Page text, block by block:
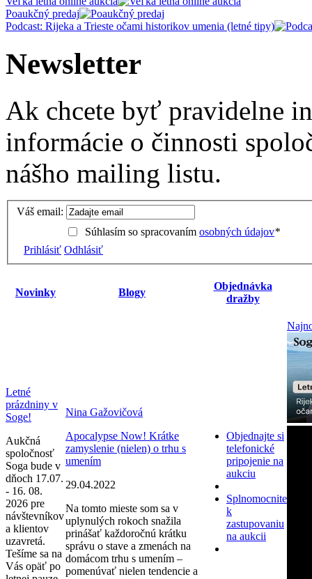
Poaukčný predaj
Podcast: Rijeka a Trieste očami historikov umenia (letné tipy)
Newsletter
Ak chcete byť pravidelne
informácie o činnosti
nášho mailing listu.
Váš email:
Súhlasím so spracovaním osobných údajov*
Prihlásiť Odhlásiť
Novinky Blogy
Objednávka
dražby
Letné
prázdniny v
Soge!
Aukčná
spoločnosť
Soga bude v
dňoch 17.07.
- 16. 08.
2026 pre
návštevníkov
a klientov
uzavretá.
Tešíme sa na
Vás opäť po
Nina Gažovičová
Apocalypse Now! Krátke
zamyslenie (nielen) o trhu s
umením
29.04.2022
Na tomto mieste som sa v
uplynulých rokoch snažila
prinášať každoročnú krátku
správu o stave a zmenách na
domácom trhu s umením –
pomenúvať nielen tendencie a
Objednajte si
telefonické
pripojenie na
aukciu
Splnomocnite
k
zastupovaniu
na aukcii